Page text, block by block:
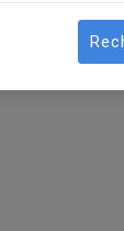
La reserva de